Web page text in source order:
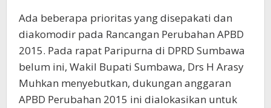
Ada beberapa prioritas yang disepakati dan
diakomodir pada Rancangan Perubahan APBD
2015. Pada rapat Paripurna di DPRD Sumbawa
belum ini, Wakil Bupati Sumbawa, Drs H Arasy
Muhkan menyebutkan, dukungan anggaran
APBD Perubahan 2015 ini dialokasikan untuk